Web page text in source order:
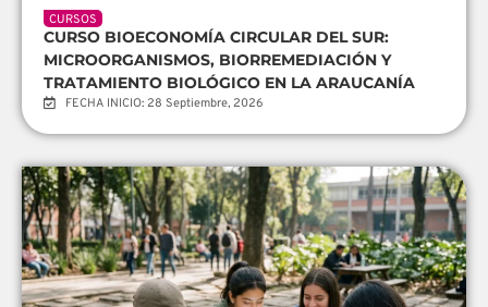
CURSOS
CURSO BIOECONOMÍA CIRCULAR DEL SUR:
MICROORGANISMOS, BIORREMEDIACIÓN Y
TRATAMIENTO BIOLÓGICO EN LA ARAUCANÍA
FECHA INICIO: 28 Septiembre, 2026